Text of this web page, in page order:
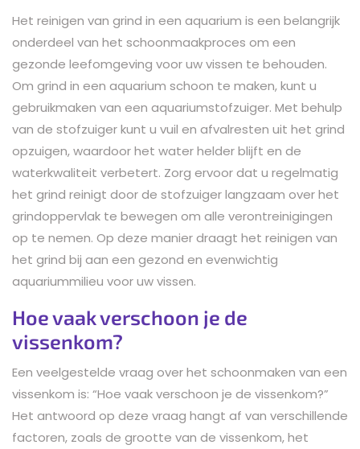
Het reinigen van grind in een aquarium is een belangrijk
onderdeel van het schoonmaakproces om een
gezonde leefomgeving voor uw vissen te behouden.
Om grind in een aquarium schoon te maken, kunt u
gebruikmaken van een aquariumstofzuiger. Met behulp
van de stofzuiger kunt u vuil en afvalresten uit het grind
opzuigen, waardoor het water helder blijft en de
waterkwaliteit verbetert. Zorg ervoor dat u regelmatig
het grind reinigt door de stofzuiger langzaam over het
grindoppervlak te bewegen om alle verontreinigingen
op te nemen. Op deze manier draagt het reinigen van
het grind bij aan een gezond en evenwichtig
aquariummilieu voor uw vissen.
Hoe vaak verschoon je de
vissenkom?
Een veelgestelde vraag over het schoonmaken van een
vissenkom is: “Hoe vaak verschoon je de vissenkom?”
Het antwoord op deze vraag hangt af van verschillende
factoren, zoals de grootte van de vissenkom, het